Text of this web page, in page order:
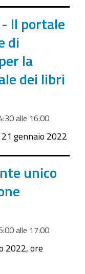
Il portale
di
la
dei libri
alle 16:00
gennaio 2022
unico
alle 17:00
2022, ore